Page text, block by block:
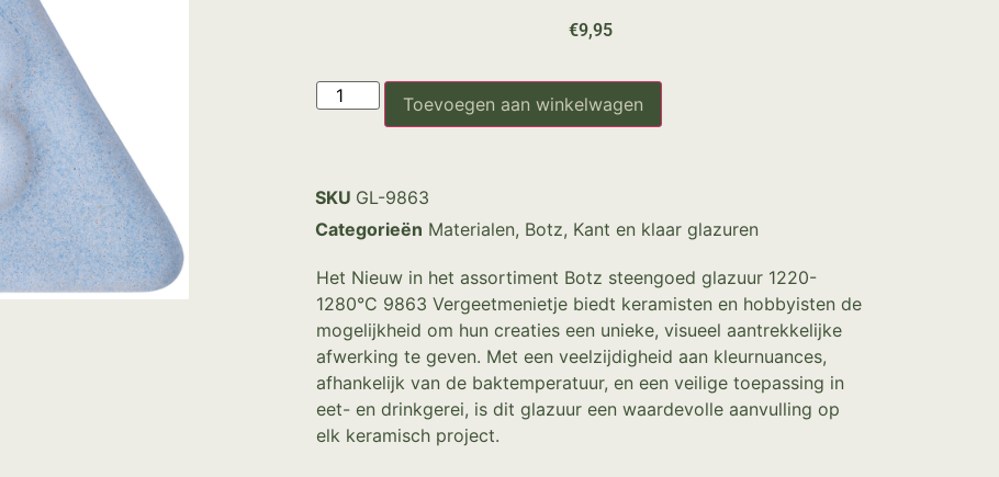
€9,95
Toevoegen aan winkelwagen
SKU GL-9863
Categorieën Materialen, Botz, Kant en klaar glazuren
Het Nieuw in het assortiment Botz steengoed glazuur 1220-
1280°C 9863 Vergeetmenietje biedt keramisten en hobbyisten de
mogelijkheid om hun creaties een unieke, visueel aantrekkelijke
afwerking te geven. Met een veelzijdigheid aan kleurnuances,
afhankelijk van de baktemperatuur, en een veilige toepassing in
eet- en drinkgerei, is dit glazuur een waardevolle aanvulling op
elk keramisch project.